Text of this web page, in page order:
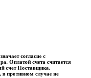
согласие с
Оплатой счета считается
счет Поставщика.
в противном случае не